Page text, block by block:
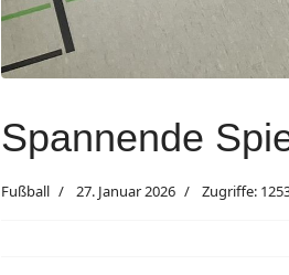
Spannende
Fußball 27. Januar 2026 Zugriffe: